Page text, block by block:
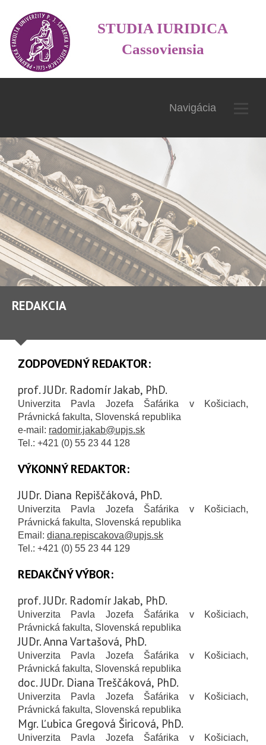
STUDIA IURIDICA
Cassoviensia
Navigácia
REDAKCIA
ZODPOVEDNÝ REDAKTOR:
prof. JUDr. Radomír Jakab, PhD.
Univerzita Pavla Jozefa Šafárika v Košiciach,
Právnická fakulta, Slovenská republika
e-mail: radomir.jakab@upjs.sk
Tel.: +421 (0) 55 23 44 128
VÝKONNÝ REDAKTOR:
JUDr. Diana Repiščáková, PhD.
Univerzita Pavla Jozefa Šafárika v Košiciach,
Právnická fakulta, Slovenská republika
Email: diana.repiscakova@upjs.sk
Tel.: +421 (0) 55 23 44 129
REDAKČNÝ VÝBOR:
prof. JUDr. Radomír Jakab, PhD.
Univerzita Pavla Jozefa Šafárika v Košiciach,
Právnická fakulta, Slovenská republika
JUDr. Anna Vartašová, PhD.
Univerzita Pavla Jozefa Šafárika v Košiciach,
Právnická fakulta, Slovenská republika
doc. JUDr. Diana Treščáková, PhD.
Univerzita Pavla Jozefa Šafárika v Košiciach,
Právnická fakulta, Slovenská republika
Mgr. Ľubica Gregová Širicová, PhD.
Univerzita Pavla Jozefa Šafárika v Košiciach,